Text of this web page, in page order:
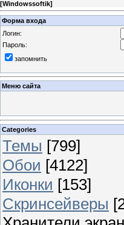
[Windowssoftik]
Форма входа
Логин:
Пароль:
запомнить
Меню сайта
Categories
Темы [799]
Обои [4122]
Иконки [153]
Скринсейверы